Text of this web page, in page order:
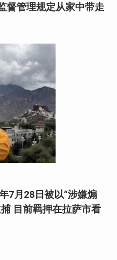
督管理规定从家中带走
7月28日被以“涉嫌煽
目前羁押在拉萨市看